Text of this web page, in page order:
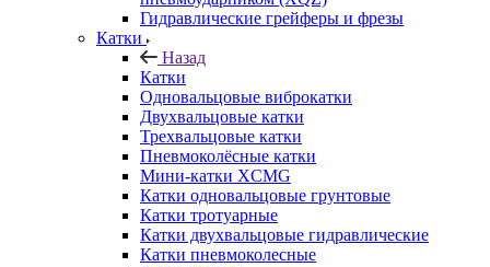
Гидравлические грейферы и фрезы
Катки
Назад
Катки
Одновальцовые виброкатки
Двухвальцовые катки
Трехвальцовые катки
Пневмоколёсные катки
Мини-катки XCMG
Катки одновальцовые грунтовые
Катки тротуарные
Катки двухвальцовые гидравлические
Катки пневмоколесные